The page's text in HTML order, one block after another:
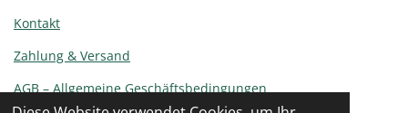
Kontakt
Zahlung & Versand
AGB – Allgemeine Geschäftsbedingungen